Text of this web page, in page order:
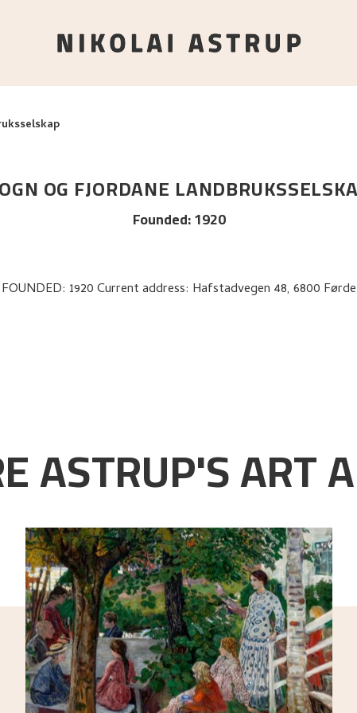
OG FJORDANE
Founded:1920
FOUNDED: 1920 Current address: Hafstadvegen 48, 6800 Førde
ASTRUP'S ART